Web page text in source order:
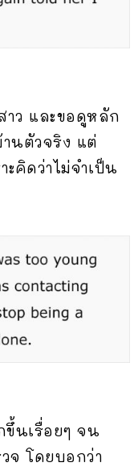
ว และขอดูหลัก
านตัวจริง แต่
ะคิดว่าไม่จำเป็น
นเรื่อยๆ จน
จ โดยบอกว่า